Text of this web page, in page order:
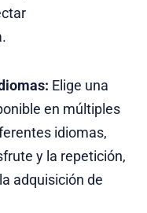
Elige una
en múltiples
idiomas,
y la repetición,
adquisición de